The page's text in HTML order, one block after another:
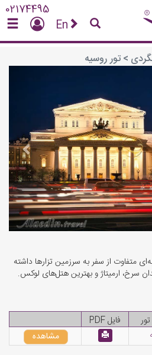
02174495
En
>تور روسیه
متفاوت از سفر به سرزمین تزارها داشته
سرخ، ارمیتاژ و بهترین هتل‌های لوکس.
فایل PDF
مشاهده